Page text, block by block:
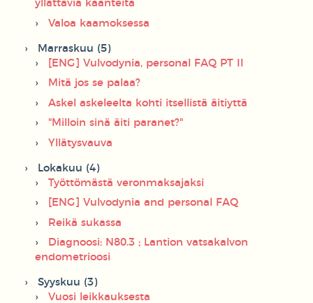
yllättäviä käänteitä
Valoa kaamoksessa
Marraskuu (5)
[ENG] Vulvodynia, personal FAQ PT II
Mitä jos se palaa?
Askel askeleelta kohti itsellistä äitiyttä
"Milloin sinä äiti paranet?"
Yllätysvauva
Lokakuu (4)
Työttömästä veronmaksajaksi
[ENG] Vulvodynia and personal FAQ
Reikä sukassa
Diagnoosi: N80.3 ; Lantion vatsakalvon
endometrioosi
Syyskuu (3)
Vuosi leikkauksesta